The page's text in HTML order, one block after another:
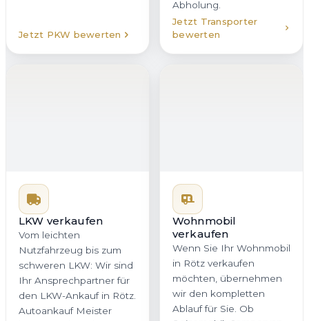
Jetzt Transporter
bewerten
den LKW-Ankauf in Rötz.
Autoankauf Meister
bewertet Ihr Fahrzeug
marktgerecht und
organisiert die Abholung
in Bayern zuverlässig
und transparent. So
verkaufen Sie Ihren LKW
ohne unnötigen
möchten, übernehmen
wir den kompletten
Ablauf für Sie. Ob
Reisemobil, Campervan
oder Wohnwagen – wir
berücksichtigen
Ausstattung, Zustand
und Marktwert sorgfältig.
Auch in Bayern